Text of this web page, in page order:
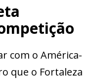
com o América-
que o Fortaleza